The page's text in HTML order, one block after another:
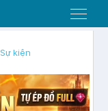
Menu
Sự kiện